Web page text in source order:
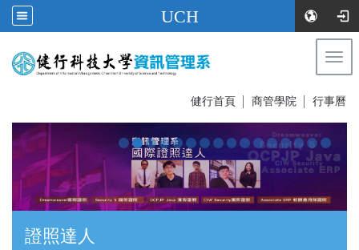
UCH
健行首頁 商管學院 行事曆
證照達人